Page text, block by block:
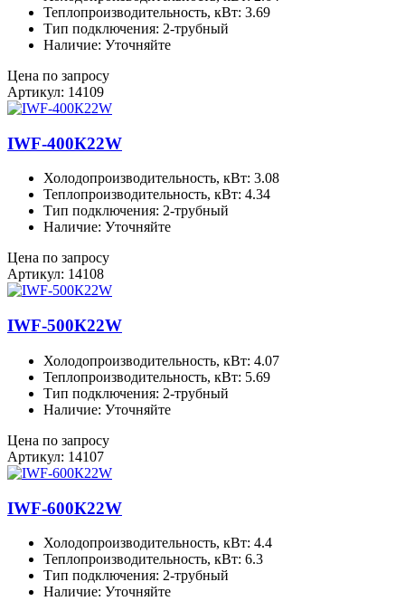
Теплопроизводительность, кВт: 3.69
Тип подключения: 2-трубный
Наличие: Уточняйте
Цена по запросу
Артикул: 14109
IWF-400К22W
Холодопроизводительность, кВт: 3.08
Теплопроизводительность, кВт: 4.34
Тип подключения: 2-трубный
Наличие: Уточняйте
Цена по запросу
Артикул: 14108
IWF-500К22W
Холодопроизводительность, кВт: 4.07
Теплопроизводительность, кВт: 5.69
Тип подключения: 2-трубный
Наличие: Уточняйте
Цена по запросу
Артикул: 14107
IWF-600К22W
Холодопроизводительность, кВт: 4.4
Теплопроизводительность, кВт: 6.3
Тип подключения: 2-трубный
Наличие: Уточняйте